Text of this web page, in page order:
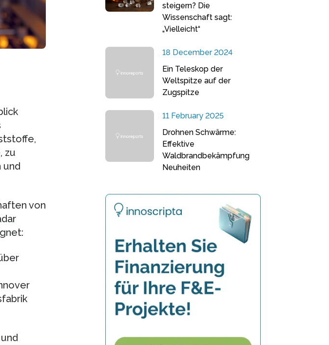
zu
und
von
steigern? Die
Wissenschaft sagt:
„Vielleicht“
18 December 2024
Ein Teleskop der
Weltspitze auf der
Zugspitze
11 February 2025
Drohnen Schwärme:
Effektive
Waldbrandbekämpfung
Neuheiten